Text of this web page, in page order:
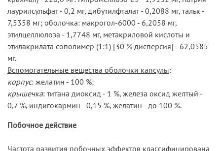
лаурилсульфат - 0,2 мг, дибутилфталат - 0,2088 мг, тальк -
7,5358 мг; оболочка: макрогол-6000 - 6,2058 мг,
этилцеллюлоза - 1,7748 мг, метакриловой кислоты и
этилакрилата сополимер (1:1) [30 % дисперсия] - 62,0585
мг.
Вспомогательные вещества оболочки капсулы:
корпус: желатин - 100 %;
крышечка: титана диоксид - 1 %, железа оксид желтый -
0,7 %, индигокармин - 0,15 %, желатин - до 100 %.
Побочное действие
Частота развития побочных эффектов классифицирована